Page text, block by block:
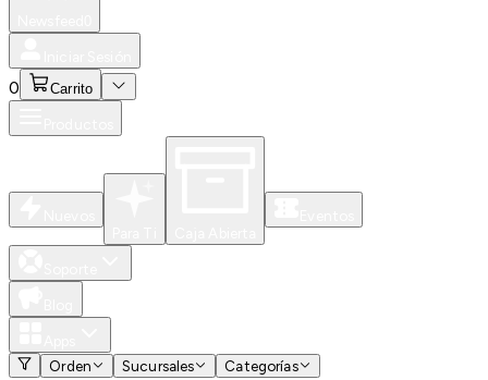
0 Carrito
Orden
Sucursales Categorías